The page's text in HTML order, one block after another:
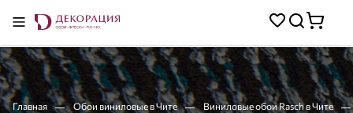
Главная Обои виниловые в Чите Виниловые обои Rasch в Чите